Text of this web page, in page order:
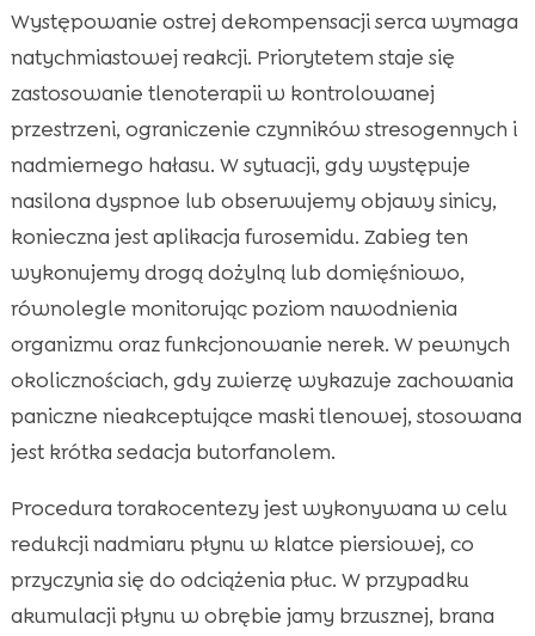
Występowanie ostrej dekompensacji serca wymaga
natychmiastowej reakcji. Priorytetem staje się
zastosowanie tlenoterapii w kontrolowanej
przestrzeni, ograniczenie czynników stresogennych i
nadmiernego hałasu. W sytuacji, gdy występuje
nasilona dyspnoe lub obserwujemy objawy sinicy,
konieczna jest aplikacja furosemidu. Zabieg ten
wykonujemy drogą dożylną lub domięśniowo,
równolegle monitorując poziom nawodnienia
organizmu oraz funkcjonowanie nerek. W pewnych
okolicznościach, gdy zwierzę wykazuje zachowania
paniczne nieakceptujące maski tlenowej, stosowana
jest krótka sedacja butorfanolem.
Procedura torakocentezy jest wykonywana w celu
redukcji nadmiaru płynu w klatce piersiowej, co
przyczynia się do odciążenia płuc. W przypadku
akumulacji płynu w obrębie jamy brzusznej, brana